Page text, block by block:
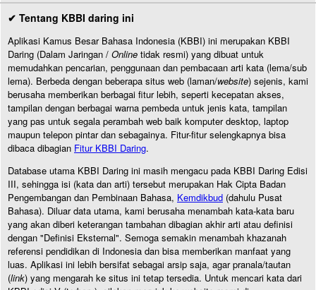
✔ Tentang KBBI daring ini
Aplikasi Kamus Besar Bahasa Indonesia (KBBI) ini merupakan KBBI
Daring (Dalam Jaringan / Online tidak resmi) yang dibuat untuk
memudahkan pencarian, penggunaan dan pembacaan arti kata (lema/sub
lema). Berbeda dengan beberapa situs web (laman/website) sejenis, kami
berusaha memberikan berbagai fitur lebih, seperti kecepatan akses,
tampilan dengan berbagai warna pembeda untuk jenis kata, tampilan
yang pas untuk segala perambah web baik komputer desktop, laptop
maupun telepon pintar dan sebagainya. Fitur-fitur selengkapnya bisa
dibaca dibagian Fitur KBBI Daring.
Database utama KBBI Daring ini masih mengacu pada KBBI Daring Edisi
III, sehingga isi (kata dan arti) tersebut merupakan Hak Cipta Badan
Pengembangan dan Pembinaan Bahasa, Kemdikbud (dahulu Pusat
Bahasa). Diluar data utama, kami berusaha menambah kata-kata baru
yang akan diberi keterangan tambahan dibagian akhir arti atau definisi
dengan "Definisi Eksternal". Semoga semakin menambah khazanah
referensi pendidikan di Indonesia dan bisa memberikan manfaat yang
luas. Aplikasi ini lebih bersifat sebagai arsip saja, agar pranala/tautan
(link) yang mengarah ke situs ini tetap tersedia. Untuk mencari kata dari